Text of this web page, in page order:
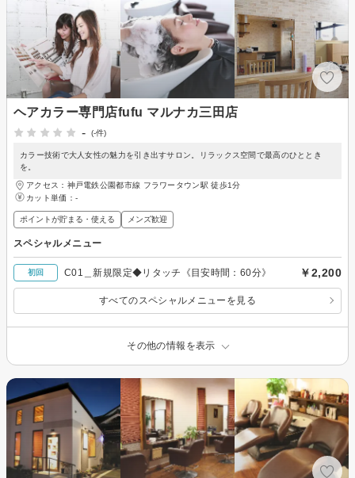
ヘアカラー専門店fufu マルナカ三田店
-
(-件)
カラー技術で大人女性の魅力を引き出すサロン。リラックス空間で最高のひととき
を。
アクセス：神戸電鉄公園都市線 フラワータウン駅 徒歩1分
カット単価： -
ポイントが貯まる・使える メンズ歓迎
スペシャルメニュー
初回 C01＿新規限定◆リタッチ《目安時間：60分》 ￥2,200
すべてのスペシャルメニューを見る
その他の情報を表示